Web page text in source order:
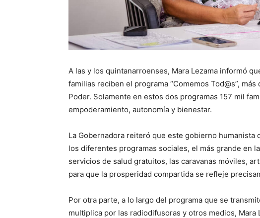
A las y los quintanarroenses, Mara Lezama informó
familias reciben el programa “Comemos Tod@s”,
Poder. Solamente en estos dos programas 157 mil
empoderamiento, autonomía y bienestar.
La Gobernadora reiteró que este gobierno
los diferentes programas sociales, el más grande en
servicios de salud gratuitos, las caravanas móviles,
para que la prosperidad compartida se refleje
Por otra parte, a lo largo del programa que se
multiplica por las radiodifusoras y otros medios,